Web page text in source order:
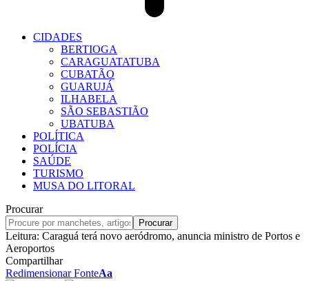
CIDADES
BERTIOGA
CARAGUATATUBA
CUBATÃO
GUARUJÁ
ILHABELA
SÃO SEBASTIÃO
UBATUBA
POLÍTICA
POLÍCIA
SAÚDE
TURISMO
MUSA DO LITORAL
Procurar
Leitura: Caraguá terá novo aeródromo, anuncia ministro de Portos e
Aeroportos
Compartilhar
Redimensionar FonteAa